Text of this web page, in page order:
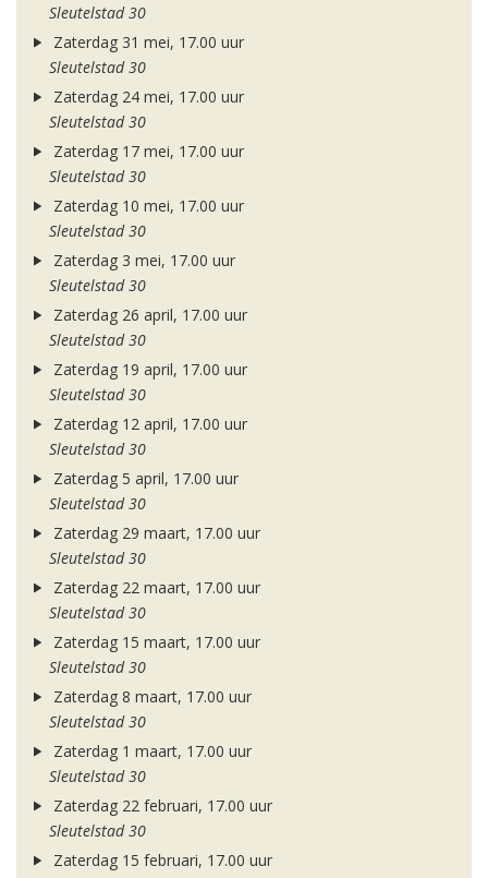
Sleutelstad 30
Zaterdag 31 mei, 17.00 uur
Sleutelstad 30
Zaterdag 24 mei, 17.00 uur
Sleutelstad 30
Zaterdag 17 mei, 17.00 uur
Sleutelstad 30
Zaterdag 10 mei, 17.00 uur
Sleutelstad 30
Zaterdag 3 mei, 17.00 uur
Sleutelstad 30
Zaterdag 26 april, 17.00 uur
Sleutelstad 30
Zaterdag 19 april, 17.00 uur
Sleutelstad 30
Zaterdag 12 april, 17.00 uur
Sleutelstad 30
Zaterdag 5 april, 17.00 uur
Sleutelstad 30
Zaterdag 29 maart, 17.00 uur
Sleutelstad 30
Zaterdag 22 maart, 17.00 uur
Sleutelstad 30
Zaterdag 15 maart, 17.00 uur
Sleutelstad 30
Zaterdag 8 maart, 17.00 uur
Sleutelstad 30
Zaterdag 1 maart, 17.00 uur
Sleutelstad 30
Zaterdag 22 februari, 17.00 uur
Sleutelstad 30
Zaterdag 15 februari, 17.00 uur